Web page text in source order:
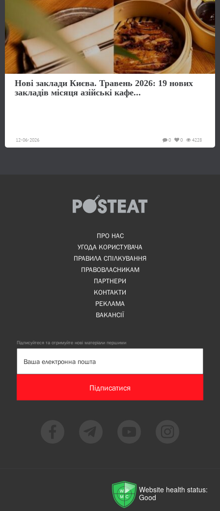
Нові заклади Києва. Травень 2026: 19 нових
закладів місяця азійські кафе...
12-06-2026 4228
0
0
ПРО НАС
УГОДА КОРИСТУВАЧА
ПРАВИЛА СПІЛКУВАННЯ
ПРАВОВЛАСНИКАМ
ПАРТНЕРИ
КОНТАКТИ
РЕКЛАМА
ВАКАНСІЇ
Підписуйтеся та отримуйте нові матеріали першими
Підписатися
Website health status:
Good